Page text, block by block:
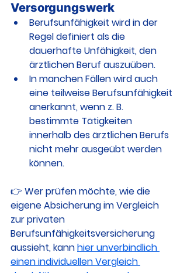
Versorgungswerk
Berufsunfähigkeit wird in der
Regel definiert als die
dauerhafte Unfähigkeit, den
ärztlichen Beruf auszuüben.
In manchen Fällen wird auch
eine teilweise Berufsunfähigkeit
anerkannt, wenn z. B.
bestimmte Tätigkeiten
innerhalb des ärztlichen Berufs
nicht mehr ausgeübt werden
können.
👉 Wer prüfen möchte, wie die
eigene Absicherung im Vergleich
zur privaten
Berufsunfähigkeitsversicherung
aussieht, kann hier unverbindlich
einen individuellen Vergleich